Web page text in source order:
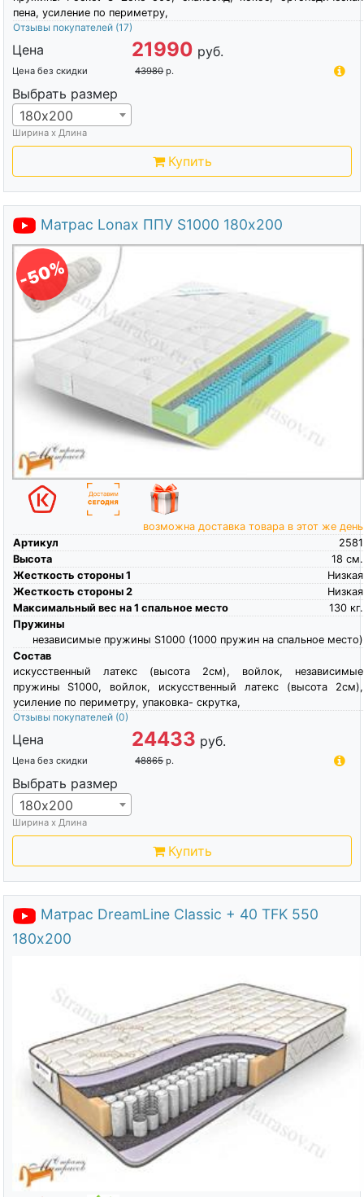
пена, усиление по периметру,
Отзывы покупателей (17)
Цена 21990 руб.
Цена без скидки 43980 р.
Выбрать размер
180х200
Ширина х Длина
Купить
Матрас Lonax ППУ S1000 180х200
-50%
возможна доставка товара в этот же день
Артикул
2581
Высота
см.
18
Жесткость стороны 1
Низкая
Жесткость стороны 2
Низкая
Максимальный вес на 1 спальное место
кг.
130
Пружины
независимые пружины S1000 (1000 пружин на спальное место)
Состав
искусственный латекс (высота 2см), войлок, независимые
пружины S1000, войлок, искусственный латекс (высота 2см),
усиление по периметру, упаковка- скрутка,
Отзывы покупателей (0)
Цена 24433 руб.
Цена без скидки 48865 р.
Выбрать размер
180х200
Ширина х Длина
Купить
Матрас DreamLine Classic + 40 TFK 550
180х200